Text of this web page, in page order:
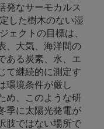
発なサーモカルス
した樹木のない湿
ェクトの目標は、
、大気、海洋間の
ある炭素、水、エ
て継続的に測定す
環境条件が厳し
め、このような研
季に太陽光発電が
肢ではない場所で